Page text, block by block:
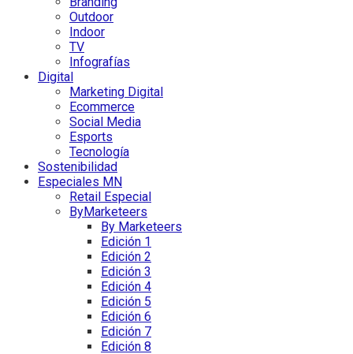
Outdoor
Indoor
TV
Infografías
Digital
Marketing Digital
Ecommerce
Social Media
Esports
Tecnología
Sostenibilidad
Especiales MN
Retail Especial
ByMarketeers
By Marketeers
Edición 1
Edición 2
Edición 3
Edición 4
Edición 5
Edición 6
Edición 7
Edición 8